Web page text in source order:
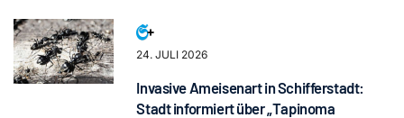
24. JULI 2026
Invasive Ameisenart in Schifferstadt:
Stadt informiert über „Tapinoma